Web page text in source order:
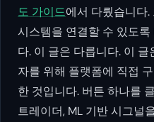
도 가이드에서 다뤘습니다
시스템을 연결할 수 있도
다. 이 글은 다릅니다. 이 글
자를 위해 플랫폼에 직접
한 것입니다. 버튼 하나를
트레이더, ML 기반 시그널